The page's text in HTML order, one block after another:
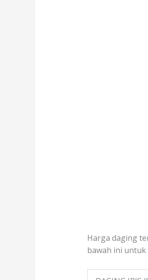
Harga daging
bawah ini untuk